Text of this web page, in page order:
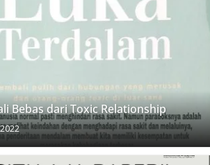
Bebas dari Toxic Relationship